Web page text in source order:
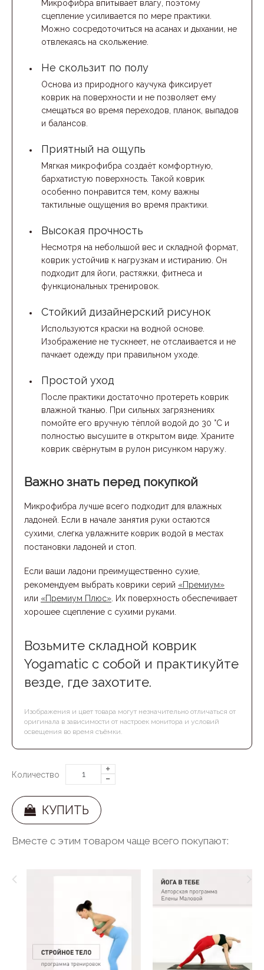
Микрофибра впитывает влагу, поэтому
сцепление усиливается по мере практики.
Можно сосредоточиться на асанах и дыхании, не
отвлекаясь на скольжение.
Не скользит по полу
Основа из природного каучука фиксирует
коврик на поверхности и не позволяет ему
смещаться во время переходов, планок, выпадов
и балансов.
Приятный на ощупь
Мягкая микрофибра создаёт комфортную,
бархатистую поверхность. Такой коврик
особенно понравится тем, кому важны
тактильные ощущения во время практики.
Высокая прочность
Несмотря на небольшой вес и складной формат,
коврик устойчив к нагрузкам и истиранию. Он
подходит для йоги, растяжки, фитнеса и
функциональных тренировок.
Стойкий дизайнерский рисунок
Используются краски на водной основе.
Изображение не тускнеет, не отслаивается и не
пачкает одежду при правильном уходе.
Простой уход
После практики достаточно протереть коврик
влажной тканью. При сильных загрязнениях
помойте его вручную тёплой водой до 30 °C и
полностью высушите в открытом виде. Храните
коврик свёрнутым в рулон рисунком наружу.
Важно знать перед покупкой
Микрофибра лучше всего подходит для влажных
ладоней. Если в начале занятия руки остаются
сухими, слегка увлажните коврик водой в местах
постановки ладоней и стоп.
Если ваши ладони преимущественно сухие,
рекомендуем выбрать коврики серий «Премиум»
или «Премиум Плюс» . Их поверхность обеспечивает
хорошее сцепление с сухими руками.
Возьмите складной коврик
Yogamatic с собой и практикуйте
везде, где захотите.
Изображения и цвет товара могут незначительно отличаться от
оригинала в зависимости от настроек монитора и условий
освещения во время съёмки.
Количество
КУПИТЬ
Вместе с этим товаром чаще всего покупают: